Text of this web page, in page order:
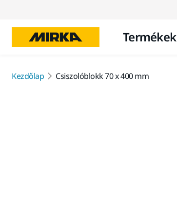
Termékek
Kezdőlap Csiszolóblokk 70 x 400 mm